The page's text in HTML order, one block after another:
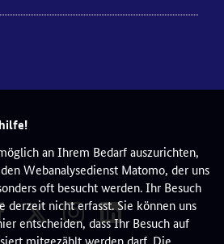
an Ihrem Bedarf auszurichten,
Webanalysedienst Matomo, der uns
oft besucht werden. Ihr Besuch
derzeit nicht erfasst. Sie können uns
entscheiden, dass Ihr Besuch auf
mitgezählt werden darf. Die